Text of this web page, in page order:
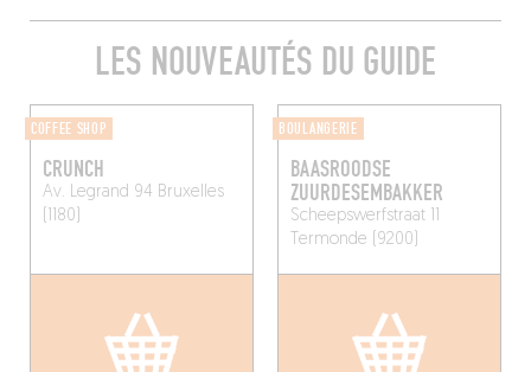
LES NOUVEAUTÉS DU GUIDE
COFFEE SHOP
CRUNCH
Av. Legrand 94 Bruxelles
(1180)
BOULANGERIE
BAASROODSE
ZUURDESEMBAKKER
Scheepswerfstraat 11
Termonde (9200)